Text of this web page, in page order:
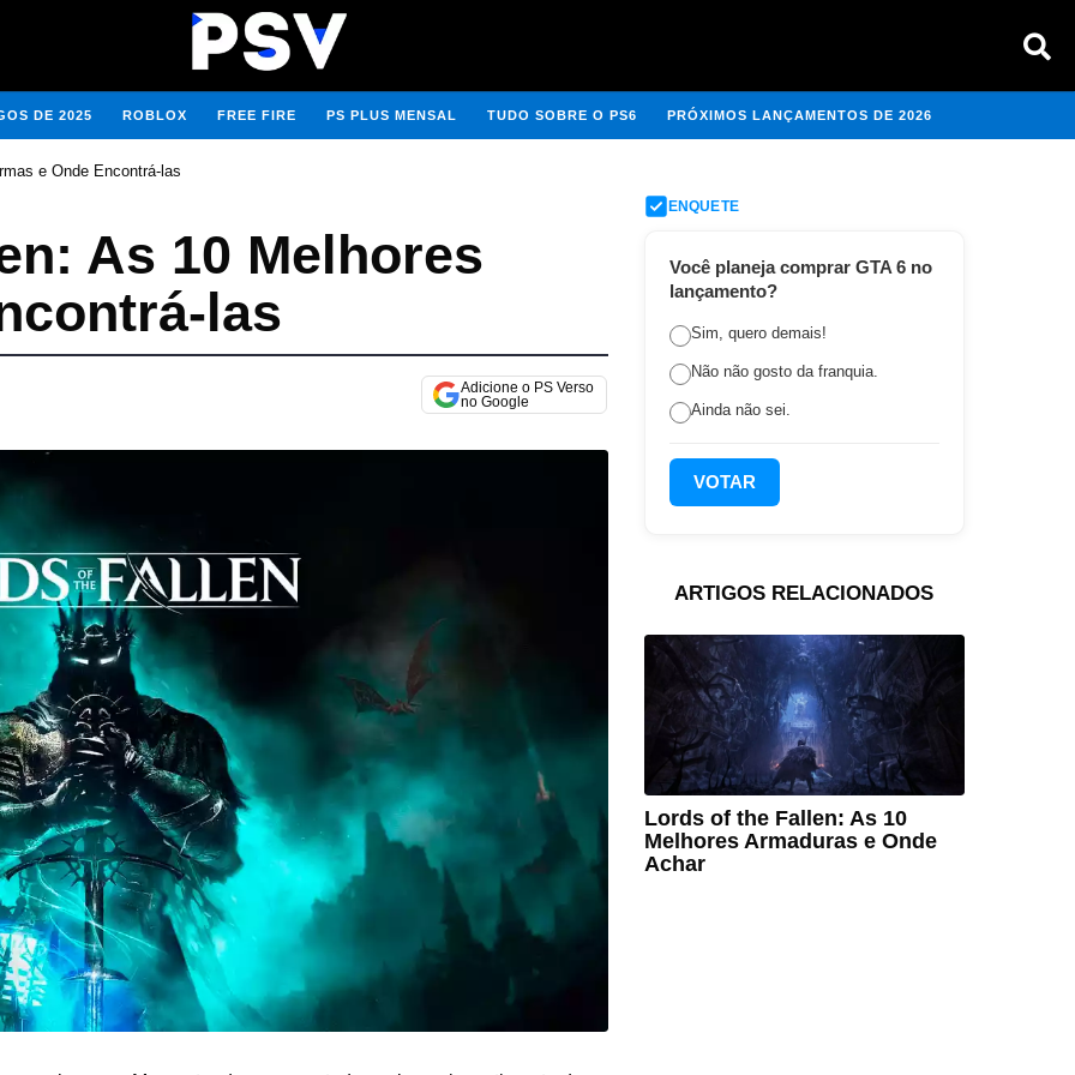
DE 2025 ROBLOX FREE FIRE PS PLUS MENSAL TUDO SOBRE O PS6 PRÓXIMOS LANÇAMENTOS DE 2026
e Onde Encontrá-las
As 10 Melhores
las
Adicione o PS Verso
no Google
ENQUETE
Você planeja comprar GTA 6 no
lançamento?
Sim, quero demais!
Não não gosto da franquia.
Ainda não sei.
VOTAR
ARTIGOS RELACIONADOS
Lords of the Fallen: As 10
Melhores Armaduras e Onde
Achar